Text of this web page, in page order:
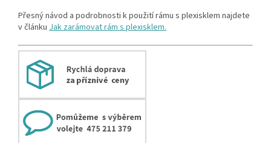
Přesný návod a podrobnosti k použití rámu s plexisklem najdete
v článku Jak zarámovat rám s plexisklem.